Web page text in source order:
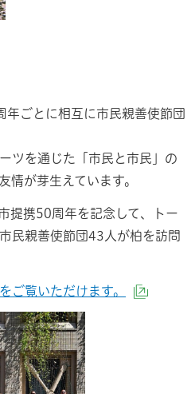
年ごとに相互に市民親善使節団
ツを通じた「市民と市民」の
情が芽生えています。
提携50周年を記念して、トー
民親善使節団43人が柏を訪問
ご覧いただけます。